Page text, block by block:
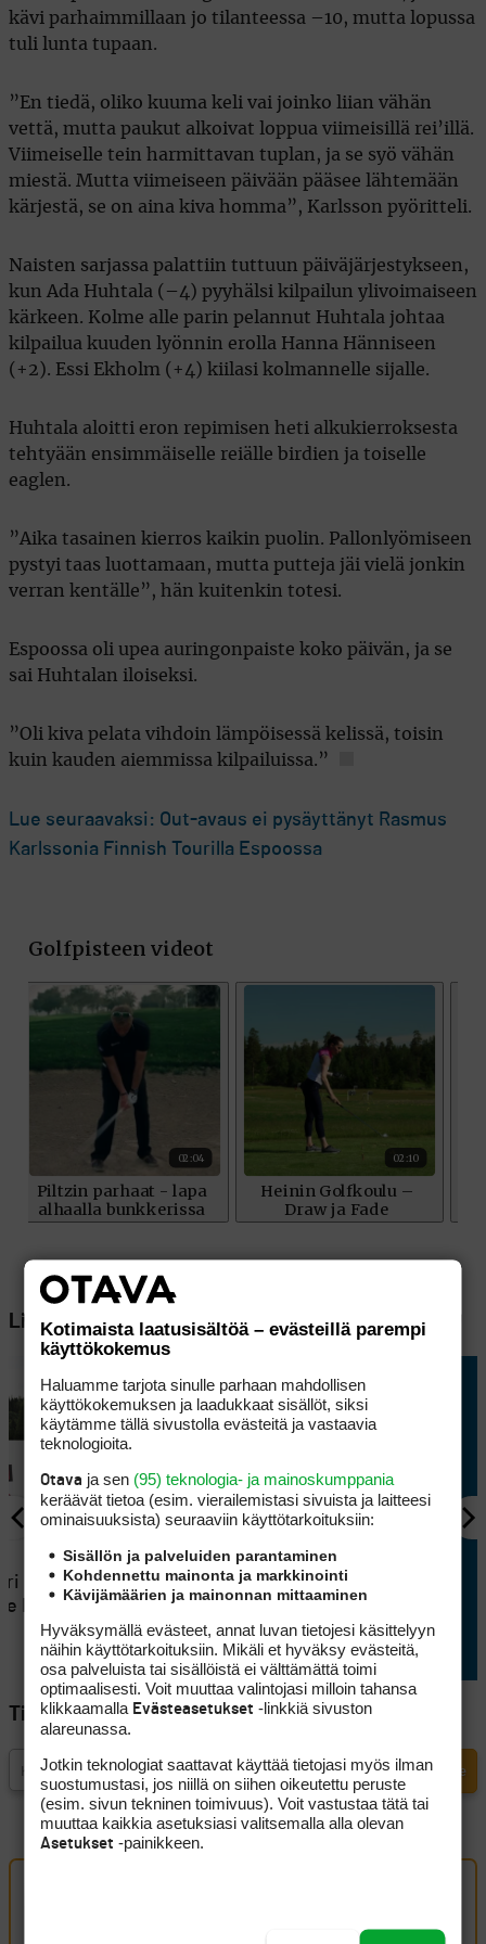
kävi parhaimmillaan jo tilanteessa –10, mutta lopussa
tuli lunta tupaan.
”En tiedä, oliko kuuma keli vai joinko liian vähän
vettä, mutta paukut alkoivat loppua viimeisillä rei’illä.
Viimeiselle tein harmittavan tuplan, ja se syö vähän
miestä. Mutta viimeiseen päivään pääsee lähtemään
kärjestä, se on aina kiva homma”, Karlsson pyöritteli.
Naisten sarjassa palattiin tuttuun päiväjärjestykseen,
kun Ada Huhtala (–4) pyyhälsi kilpailun ylivoimaiseen
kärkeen. Kolme alle parin pelannut Huhtala johtaa
kilpailua kuuden lyönnin erolla Hanna Hänniseen
(+2). Essi Ekholm (+4) kiilasi kolmannelle sijalle.
Huhtala aloitti eron repimisen heti alkukierroksesta
tehtyään ensimmäiselle reiälle birdien ja toiselle
eaglen.
”Aika tasainen kierros kaikin puolin. Pallonlyömiseen
pystyi taas luottamaan, mutta putteja jäi vielä jonkin
verran kentälle”, hän kuitenkin totesi.
Espoossa oli upea auringonpaiste koko päivän, ja se
sai Huhtalan iloiseksi.
”Oli kiva pelata vihdoin lämpöisessä kelissä, toisin
kuin kauden aiemmissa kilpailuissa.”
Lue seuraavaksi: Out-avaus ei pysäyttänyt Rasmus
Karlssonia Finnish Tourilla Espoossa
Lisää aiheesta
KILPAGOLF
Mailavalintojen kanssa
arponut Kristian Kulokorpi
kärjessä Finnish Tourilla
ratkesi
Hook
Tilaa Golfpisteen uutiskirje
Kotimaista laatusisältöä – evästeillä parempi
käyttökokemus
Haluamme tarjota sinulle parhaan mahdollisen
käyttökokemuksen ja laadukkaat sisällöt, siksi
käytämme tällä sivustolla evästeitä ja vastaavia
teknologioita.
Otava ja sen (95) teknologia- ja mainoskumppania
keräävät tietoa (esim. vierailemis­tasi sivuista ja laitteesi
ominaisuuk­sista) seuraaviin käyttötarkoituksiin:
Sisällön ja palveluiden parantaminen
Kohdennettu mainonta ja markkinointi
Kävijämäärien ja mainonnan mittaaminen
Hyväksymällä evästeet, annat luvan tietojesi käsittelyyn
näihin käyttötarkoituksiin. Mikäli et hyväksy evästeitä,
osa palveluista tai sisällöistä ei välttämättä toimi
optimaalisesti. Voit muuttaa valintojasi milloin tahansa
klikkaamalla Evästeasetukset -linkkiä sivuston
alareunassa.
Jotkin teknologiat saattavat käyttää tietojasi myös ilman
suostumustasi, jos niillä on siihen oikeutettu peruste
(esim. sivun tekninen toimivuus). Voit vastustaa tätä tai
muuttaa kaikkia asetuksiasi valitsemalla alla olevan
Asetukset -painikkeen.